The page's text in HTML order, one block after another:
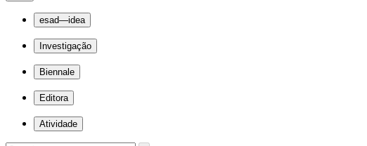
esad—idea
Investigação
Biennale
Editora
Atividade